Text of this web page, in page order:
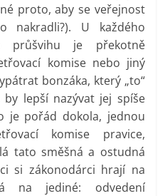
proto, aby se veřejnost
nakradli?). U každého
průšvihu je překotně
komise nebo jiný
bonzáka, který „to“
lepší nazývat jej spíše
je pořád dokola, jednou
komise pravice,
tato směšná a ostudná
si zákonodárci hrají na
na jediné: odvedení